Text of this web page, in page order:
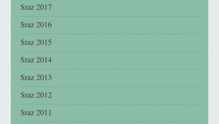
Sraz 2017
Sraz 2016
Sraz 2015
Sraz 2014
Sraz 2013
Sraz 2012
Sraz 2011